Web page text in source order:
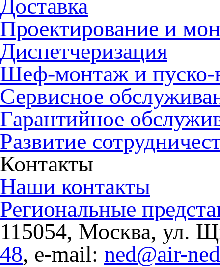
Доставка
Проектирование и
Диспетчеризация
Шеф-монтаж и пуско-
Сервисное
Гарантийное
Развитие
Контакты
Наши контакты
Региональные
115054, Москва, ул.
48, e-mail: ned@air-